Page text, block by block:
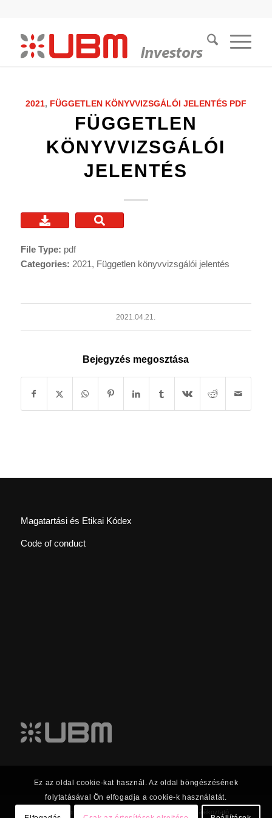
2021, FÜGGETLEN KÖNYVVIZSGÁLÓI JELENTÉS PDF
FÜGGETLEN
KÖNYVVIZSGÁLÓI
JELENTÉS
File Type: pdf
Categories: 2021, Független könyvvizsgálói jelentés
2021.04.21.
Bejegyzés megosztása
Magatartási és Etikai Kódex
Code of conduct
© 2023 UBM Csoport Befektetői kapcsolatok | Adatkezelési tájékoztató
Ez az oldal cookie-kat használ. Az oldal böngészésének
folytatásával Ön elfogadja a cookie-k használatát.